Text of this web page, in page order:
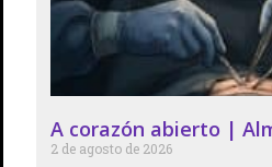
A corazón abierto |
2 de agosto de 2026